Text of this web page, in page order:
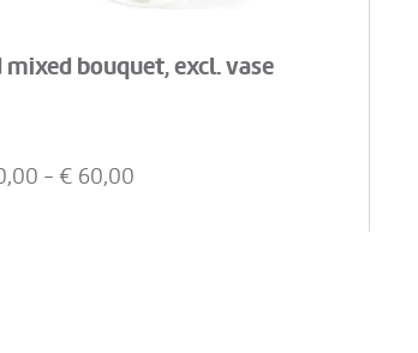
mixed bouquet, excl. vase
- € 60,00